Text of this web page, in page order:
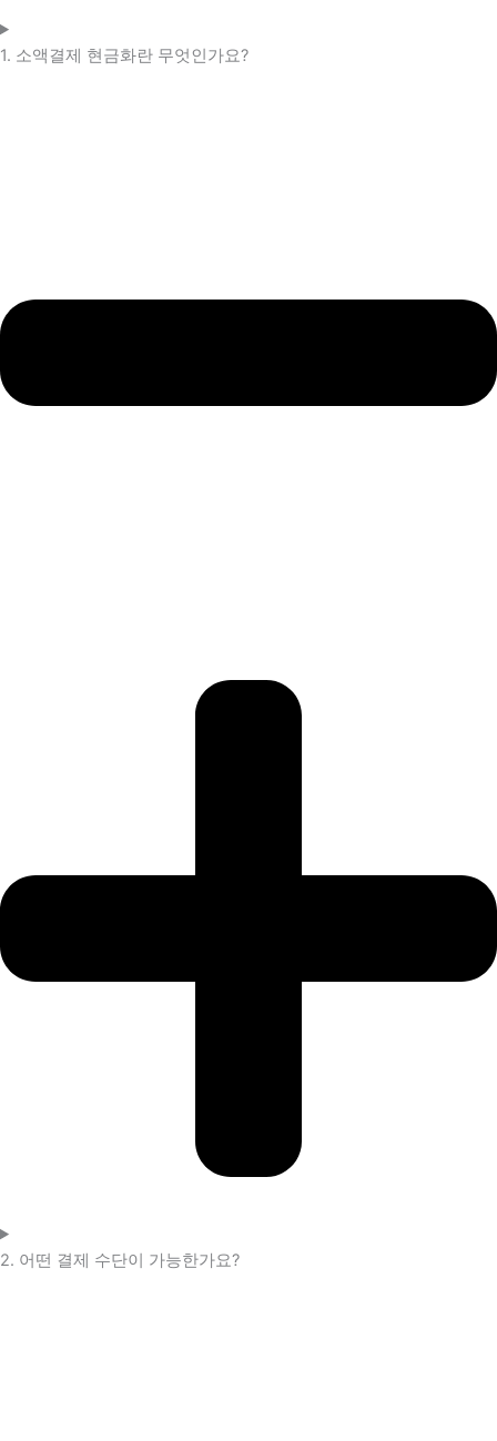
1. 소액결제 현금화란 무엇인가요?
2. 어떤 결제 수단이 가능한가요?